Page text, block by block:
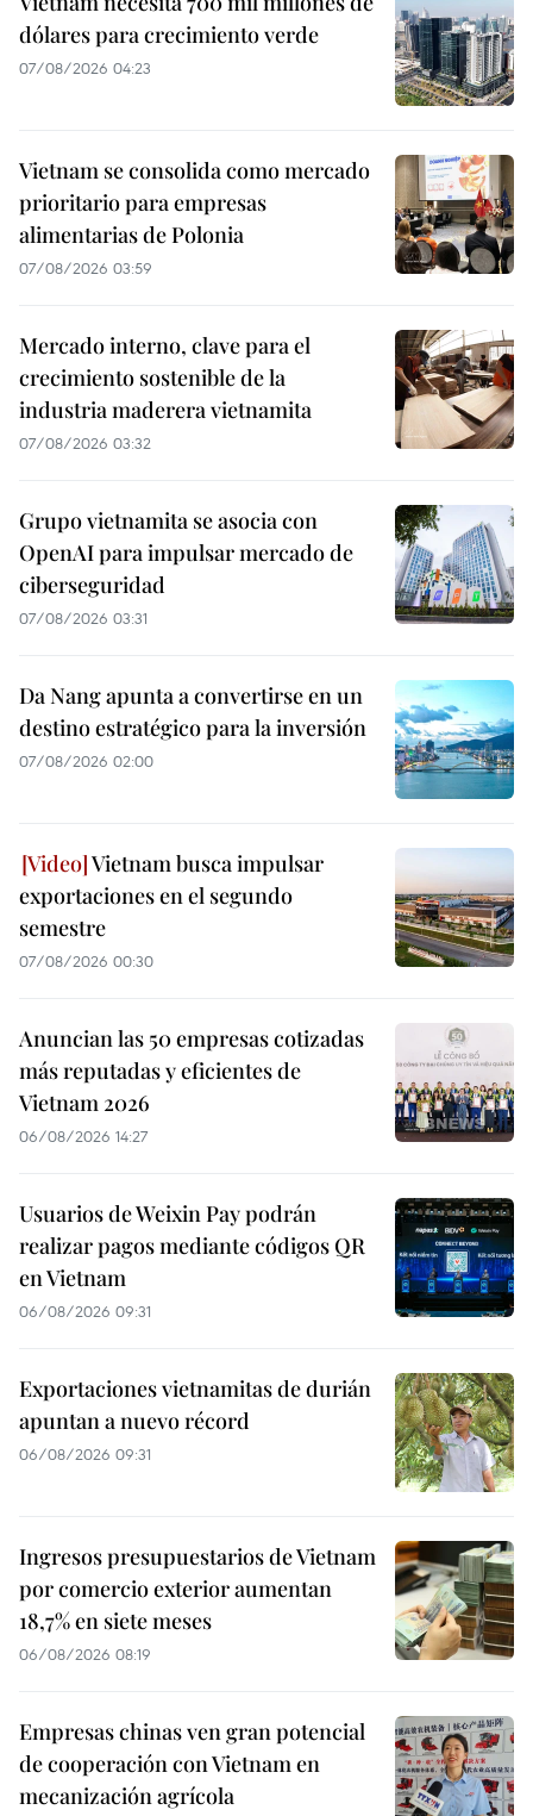
dólares para crecimiento verde
07/08/2026 04:23
Vietnam se consolida como mercado
prioritario para empresas
alimentarias de Polonia
07/08/2026 03:59
Mercado interno, clave para el
crecimiento sostenible de la
industria maderera vietnamita
07/08/2026 03:32
Grupo vietnamita se asocia con
OpenAI para impulsar mercado de
ciberseguridad
07/08/2026 03:31
Da Nang apunta a convertirse en un
destino estratégico para la inversión
07/08/2026 02:00
Vietnam busca impulsar
exportaciones en el segundo
semestre
07/08/2026 00:30
Anuncian las 50 empresas cotizadas
más reputadas y eficientes de
Vietnam 2026
06/08/2026 14:27
Usuarios de Weixin Pay podrán
realizar pagos mediante códigos QR
en Vietnam
06/08/2026 09:31
Exportaciones vietnamitas de durián
apuntan a nuevo récord
06/08/2026 09:31
Ingresos presupuestarios de Vietnam
por comercio exterior aumentan
18,7% en siete meses
06/08/2026 08:19
Empresas chinas ven gran potencial
de cooperación con Vietnam en
mecanización agrícola